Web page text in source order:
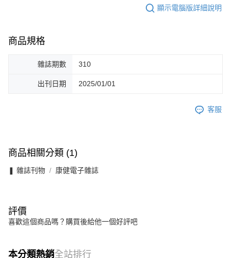
顯示電腦版詳細說明
商品規格
雜誌期數 310
出刊日期 2025/01/01
客服
商品相關分類 (1)
❚ 雜誌刊物 康健電子雜誌
評價
喜歡這個商品嗎？購買後給他一個好評吧
本分類熱銷全站排行